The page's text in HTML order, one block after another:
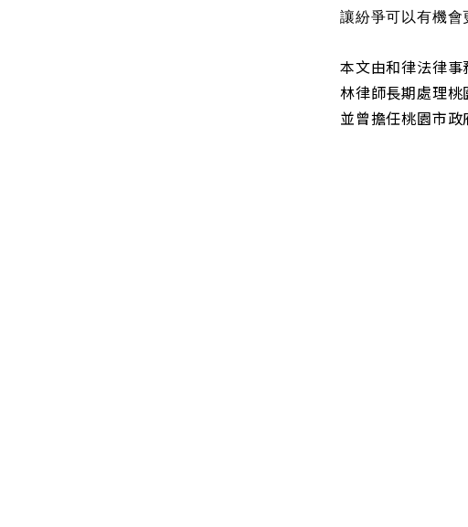
讓紛爭可以有機會
本文由和律法律事
林律師長期處理
並曾擔任桃園市